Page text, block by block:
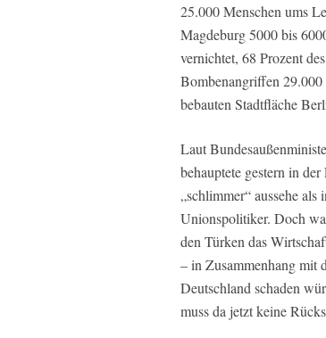
25.000 Menschen ums
Magdeburg 5000 bis
vernichtet, 68 Prozent
Bombenangriffen
bebauten Stadtfläche
Laut
behauptete gestern in
„schlimmer“ aussehe
Unionspolitiker. Doch
den Türken das
– in Zusammenhang mit
Deutschland schaden
muss da jetzt keine